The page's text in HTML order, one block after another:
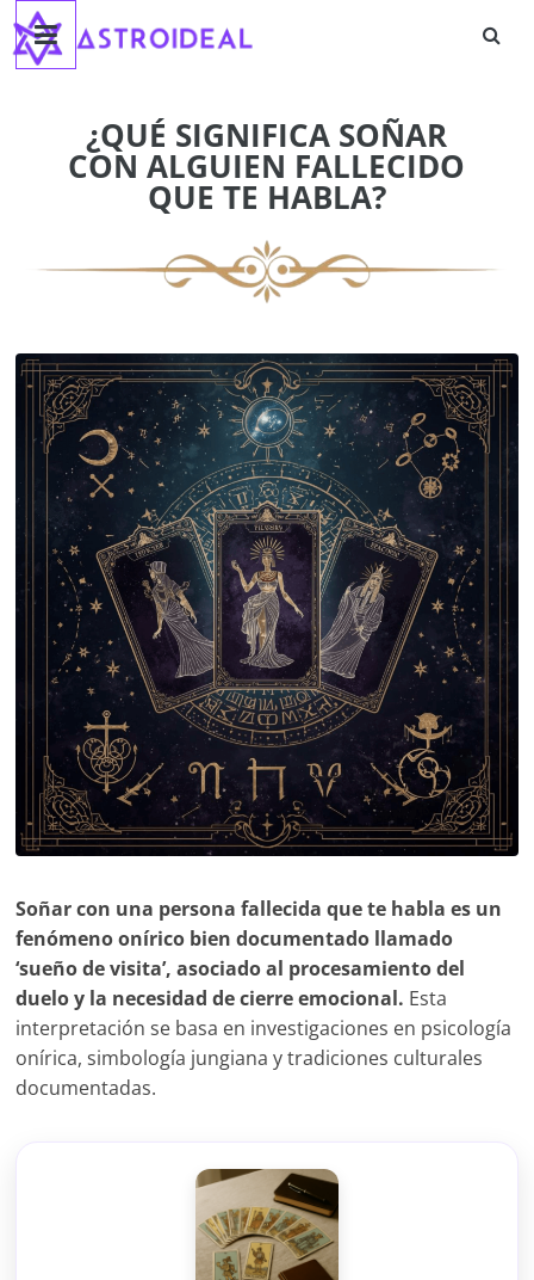
Saltar
contenido
Astroideal
¿QUÉ SIGNIFICA SOÑAR
CON ALGUIEN FALLECIDO
QUE TE HABLA?
Soñar con una persona fallecida que te habla es un
fenómeno onírico bien documentado llamado
‘sueño de visita’, asociado al procesamiento del
duelo y la necesidad de cierre emocional. Esta
interpretación se basa en investigaciones en psicología
onírica, simbología jungiana y tradiciones culturales
documentadas.